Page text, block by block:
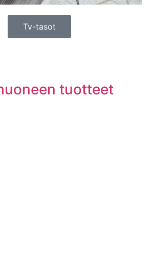
Tv-tasot
tuotteet